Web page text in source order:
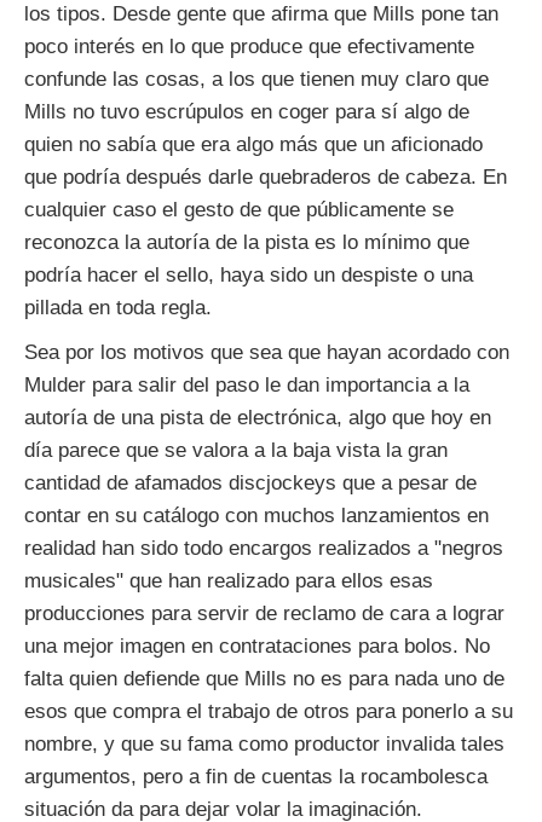
los tipos. Desde gente que afirma que Mills pone tan
poco interés en lo que produce que efectivamente
confunde las cosas, a los que tienen muy claro que
Mills no tuvo escrúpulos en coger para sí algo de
quien no sabía que era algo más que un aficionado
que podría después darle quebraderos de cabeza. En
cualquier caso el gesto de que públicamente se
reconozca la autoría de la pista es lo mínimo que
podría hacer el sello, haya sido un despiste o una
pillada en toda regla.
Sea por los motivos que sea que hayan acordado con
Mulder para salir del paso le dan importancia a la
autoría de una pista de electrónica, algo que hoy en
día parece que se valora a la baja vista la gran
cantidad de afamados discjockeys que a pesar de
contar en su catálogo con muchos lanzamientos en
realidad han sido todo encargos realizados a "negros
musicales" que han realizado para ellos esas
producciones para servir de reclamo de cara a lograr
una mejor imagen en contrataciones para bolos. No
falta quien defiende que Mills no es para nada uno de
esos que compra el trabajo de otros para ponerlo a su
nombre, y que su fama como productor invalida tales
argumentos, pero a fin de cuentas la rocambolesca
situación da para dejar volar la imaginación.